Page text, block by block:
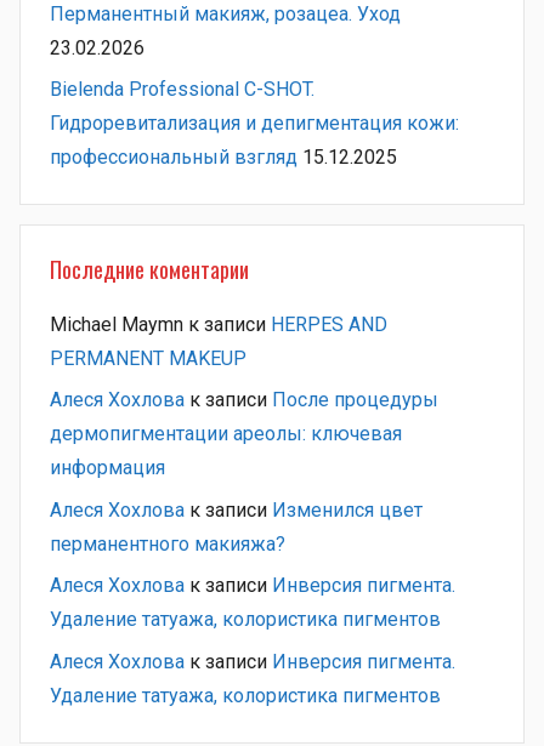
Перманентный макияж, розацеа. Уход
23.02.2026
Bielenda Professional C-SHOT.
Гидроревитализация и депигментация кожи:
профессиональный взгляд 15.12.2025
Последние коментарии
Michael Maymn к записи HERPES AND
PERMANENT MAKEUP
Алеся Хохлова к записи После процедуры
дермопигментации ареолы: ключевая
информация
Алеся Хохлова к записи Изменился цвет
перманентного макияжа?
Алеся Хохлова к записи Инверсия пигмента.
Удаление татуажа, колористика пигментов
Алеся Хохлова к записи Инверсия пигмента.
Удаление татуажа, колористика пигментов